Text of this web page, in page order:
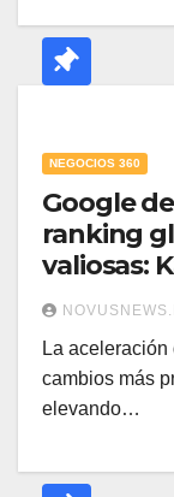
NEGOCIOS 360
Google
ranking
valiosas:
La aceleración
cambios más
elevando…